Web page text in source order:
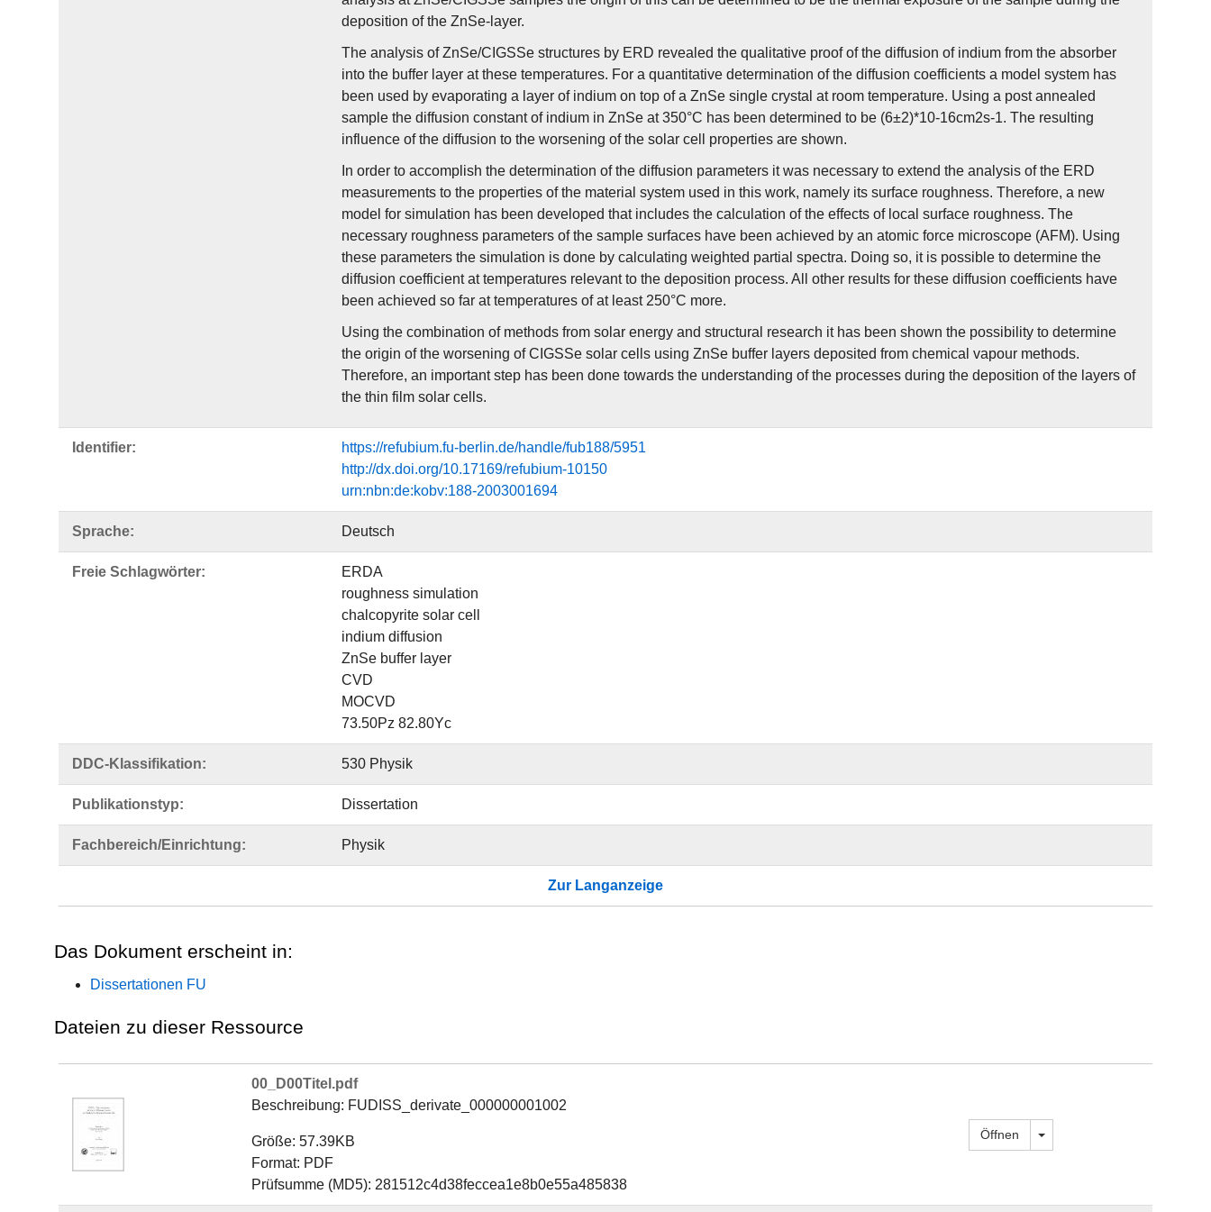
deposition of the ZnSe-layer.
The analysis of ZnSe/CIGSSe structures by ERD revealed the qualitative proof of the diffusion of indium from the absorber
into the buffer layer at these temperatures. For a quantitative determination of the diffusion coefficients a model system has
been used by evaporating a layer of indium on top of a ZnSe single crystal at room temperature. Using a post annealed
sample the diffusion constant of indium in ZnSe at 350°C has been determined to be (6±2)*10-16cm2s-1. The resulting
influence of the diffusion to the worsening of the solar cell properties are shown.
In order to accomplish the determination of the diffusion parameters it was necessary to extend the analysis of the ERD
measurements to the properties of the material system used in this work, namely its surface roughness. Therefore, a new
model for simulation has been developed that includes the calculation of the effects of local surface roughness. The
necessary roughness parameters of the sample surfaces have been achieved by an atomic force microscope (AFM). Using
these parameters the simulation is done by calculating weighted partial spectra. Doing so, it is possible to determine the
diffusion coefficient at temperatures relevant to the deposition process. All other results for these diffusion coefficients have
been achieved so far at temperatures of at least 250°C more.
Using the combination of methods from solar energy and structural research it has been shown the possibility to determine
the origin of the worsening of CIGSSe solar cells using ZnSe buffer layers deposited from chemical vapour methods.
Therefore, an important step has been done towards the understanding of the processes during the deposition of the layers of
the thin film solar cells.
Identifier:
https://refubium.fu-berlin.de/handle/fub188/5951
http://dx.doi.org/10.17169/refubium-10150
urn:nbn:de:kobv:188-2003001694
Sprache: Deutsch
Freie Schlagwörter:
ERDA
roughness simulation
chalcopyrite solar cell
indium diffusion
ZnSe buffer layer
CVD
MOCVD
73.50Pz 82.80Yc
DDC-Klassifikation: 530 Physik
Publikationstyp: Dissertation
Fachbereich/Einrichtung: Physik
Zur Langanzeige
Das Dokument erscheint in:
Dissertationen FU
Dateien zu dieser Ressource
00_D00Titel.pdf
Beschreibung: FUDISS_derivate_000000001002
Größe: 57.39KB
Format: PDF
Prüfsumme (MD5): 281512c4d38feccea1e8b0e55a485838
Öffnen Dropdown öffnen